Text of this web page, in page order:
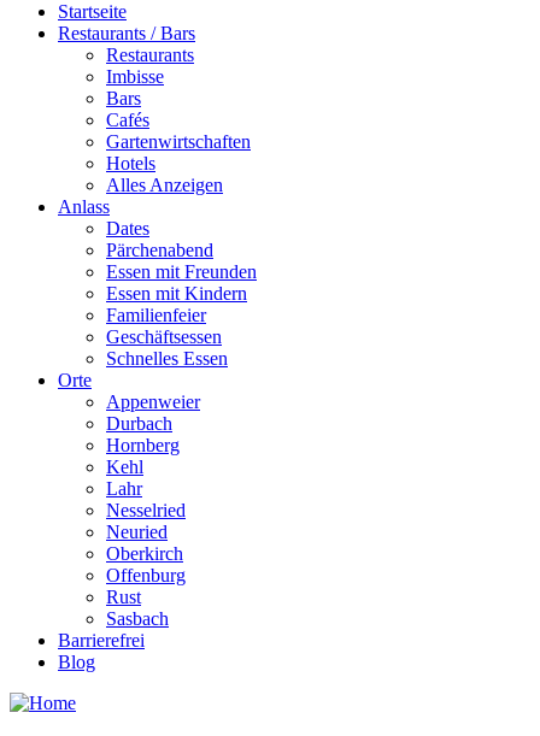
Startseite
Restaurants / Bars
Restaurants
Imbisse
Bars
Cafés
Gartenwirtschaften
Hotels
Alles Anzeigen
Anlass
Dates
Pärchenabend
Essen mit Freunden
Essen mit Kindern
Familienfeier
Geschäftsessen
Schnelles Essen
Orte
Appenweier
Durbach
Hornberg
Kehl
Lahr
Nesselried
Neuried
Oberkirch
Offenburg
Rust
Sasbach
Barrierefrei
Blog